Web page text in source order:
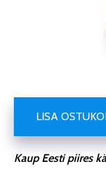
LISA
Kaup Eesti piires